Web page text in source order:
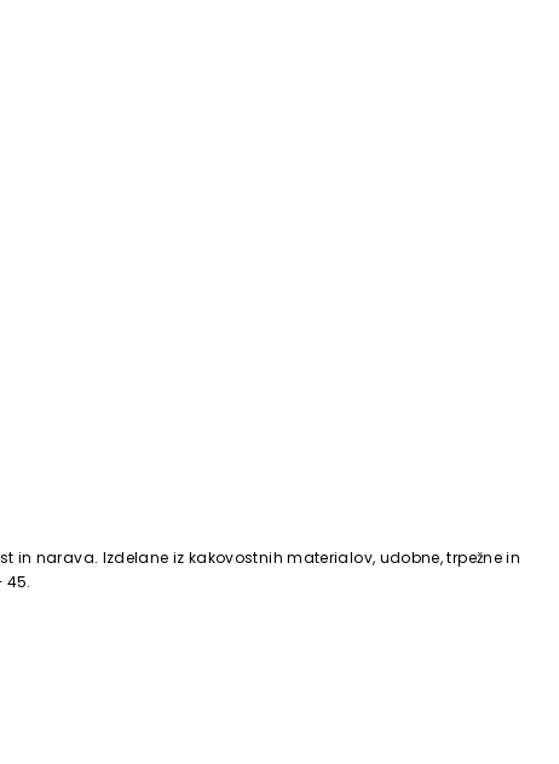
in narava. Izdelane iz kakovostnih materialov, udobne, trpežne in
45.